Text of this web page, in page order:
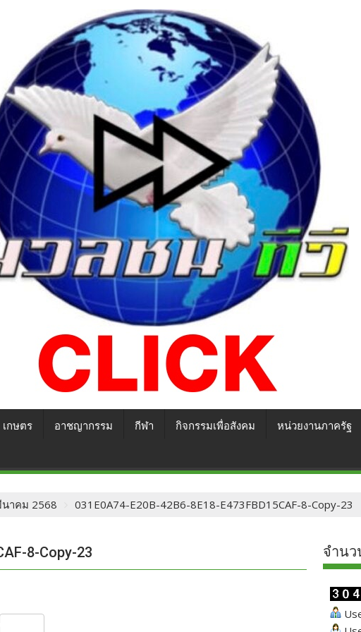
เกษตร อาชญากรรม กีฬา กิจกรรมเพื่อสังคม หน่วยงานภาครัฐ
นาคม 2568 031E0A74-E20B-42B6-8E18-E473FBD15CAF-8-Copy-23
8-Copy-23 จำนว